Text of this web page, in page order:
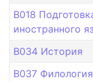
B018
иностранного
B034 История
B037 Филология